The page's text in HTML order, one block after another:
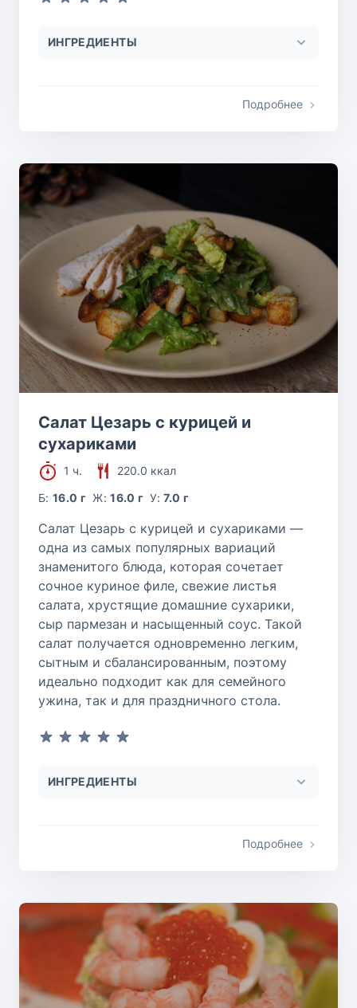
ИНГРЕДИЕНТЫ
Подробнее
Салат Цезарь с курицей и
сухариками
1 ч.
220.0 ккал
Б:16.0 г Ж:16.0 г У:7.0 г
Салат Цезарь с курицей и сухариками —
одна из самых популярных вариаций
знаменитого блюда, которая сочетает
сочное куриное филе, свежие листья
салата, хрустящие домашние сухарики,
сыр пармезан и насыщенный соус. Такой
салат получается одновременно легким,
сытным и сбалансированным, поэтому
идеально подходит как для семейного
ужина, так и для праздничного стола.
ИНГРЕДИЕНТЫ
Подробнее